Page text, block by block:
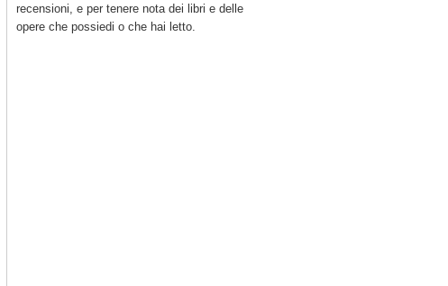
recensioni, e per tenere nota dei libri e delle
opere che possiedi o che hai letto.